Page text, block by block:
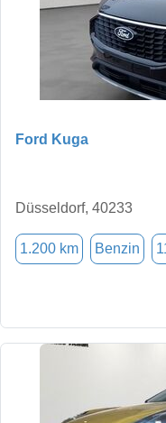
Ford Kuga
Düsseldorf, 40233
1.200 km Benzin